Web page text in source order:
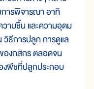
การพิจารณา อาทิ
ามชื้น และความอุดม
ธีการปลูก การดูแล
องกสิกร ตลอดจน
งพืชที่ปลูกประกอบ